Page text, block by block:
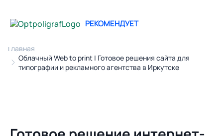
Главная
Облачный Web to print | Готовое решения сайта для
типографии и рекламного агентства в Иркутске
РЕКОМЕНДУЕТ